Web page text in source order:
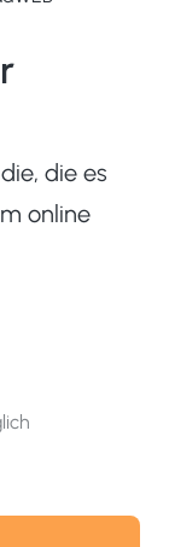
die es
online